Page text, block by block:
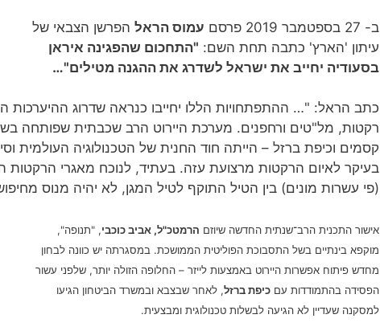
ב- 27 בספטמבר 2019 פרסם עמוס הראל הפרשן הצבאי של
עיתון 'הארץ' כתבה תחת השם: "התחכום שהפגינה איראן
בסעודיה יחייב את ישראל לשדרג את ההגנה מטילים"…
כתב הראל: "… ההתפתחויות הללו יחייבו כנראה שדרוג ההיערכות
רקטות, מל"טים ורחפנים. מערכת היירוט הרב שכבתית שפותחה
קסמים וכיפת ברזל – הייתה חוד החנית של הטכנולוגיה העולמית
בעיקר לאיום הרקטות מרצועת עזה. בעתיד, לנוכח מאגרי הרקטות
(פי עשרות מונים) בין הטיל התוקף לטיל המגן, לא יהיה מנוס
אישור התכנית הרב־שנתית החדשה שיוזם הרמטכ"ל, אביב כוכבי, "תנופה",
מוקפא בינתיים בשל התסבוכת הפוליטית הממושכת. במסגרתה יש כוונה לבחון
מחדש פיתוח אפשרות היירוט באמצעות לייזר – החלופה הזולה יותר, שלפני עשור
הפסידה בהתמודדות עם כיפת ברזל, לאחר שבצבא ובמשרד הביטחון הגיעו
למסקנה שעדיין לא הגיעה לבשלות טכנולוגית ומבצעית.